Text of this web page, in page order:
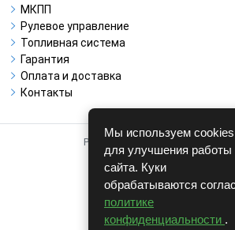
МКПП
Рулевое управление
Топливная система
Гарантия
Оплата и доставка
Контакты
Работает на системе для
CARRO.БИЗНЕС
Полная версия
© COPYRIGHT 2026 г.
v1.1.24
Мы используем cookies
для улучшения работы
сайта. Куки
обрабатываются
политике
конфиденциальности .